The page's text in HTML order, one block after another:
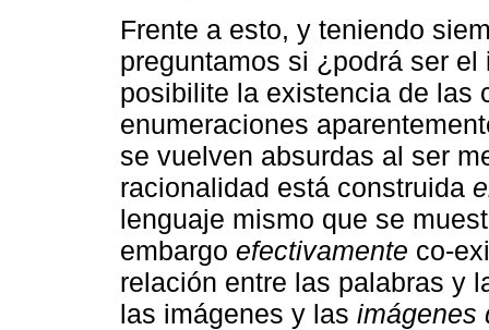
Frente a esto, y teniendo
preguntamos si ¿podrá ser el
posibilite la existencia de las
enumeraciones
se vuelven absurdas al ser
racionalidad está construida
lenguaje mismo que se
embargo efectivamente co-
relación entre las palabras y
las imágenes y las imágenes